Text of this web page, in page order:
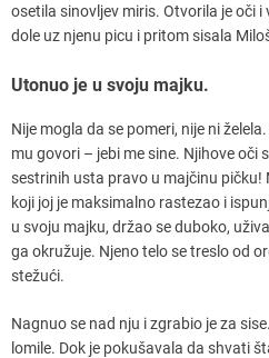
osetila sinovljev miris. Otvorila je oči i
dole uz njenu picu i pritom sisala
Utonuo je u svoju majku.
Nije mogla da se pomeri, nije ni
mu govori – jebi me sine. Njihove oči
sestrinih usta pravo u majčinu pičku!
koji joj je maksimalno rastezao i
u svoju majku, držao se duboko,
ga okružuje. Njeno telo se treslo od
stežući.
Nagnuo se nad nju i zgrabio je za
lomile. Dok je pokušavala da shvati